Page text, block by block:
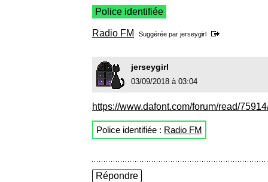
Police identifiée
Radio FM Suggérée par jerseygirl
jerseygirl
03/09/2018 à 03:04
https://www.dafont.com/forum/read/
Police identifiée : Radio FM
Répondre